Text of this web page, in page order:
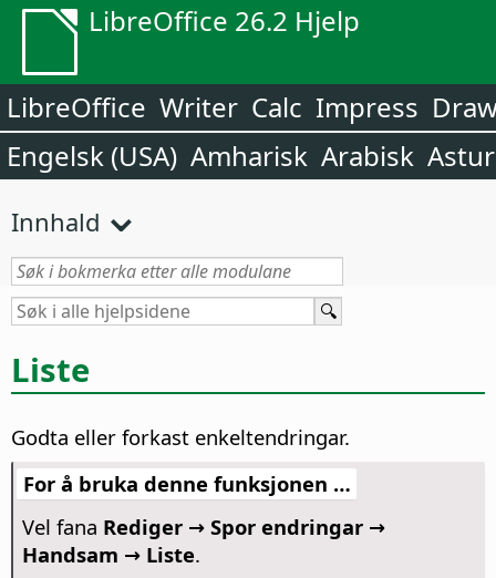
LibreOffice 26.2 Hjelp
LibreOffice Writer Calc Impress
Engelsk (USA) Amharisk Arabisk
Innhald
Liste
Godta eller forkast enkeltendringar.
For å bruka denne funksjonen …
Vel fana Rediger → Spor endringar →
Handsam → Liste.